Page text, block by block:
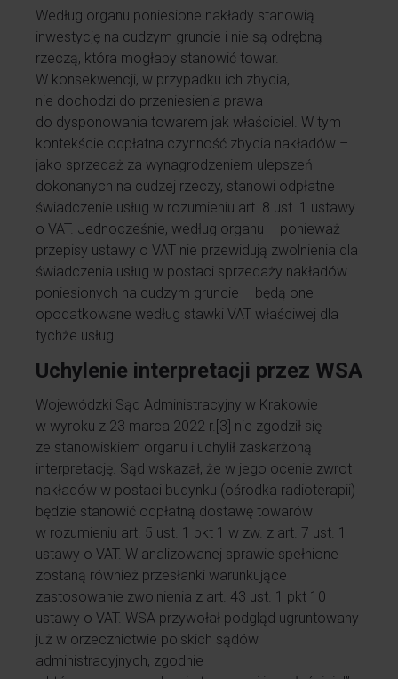
Według organu poniesione nakłady stanowią
inwestycję na cudzym gruncie i nie są odrębną
rzeczą, która mogłaby stanowić towar.
W konsekwencji, w przypadku ich zbycia,
nie dochodzi do przeniesienia prawa
do dysponowania towarem jak właściciel. W tym
kontekście odpłatna czynność zbycia nakładów –
jako sprzedaż za wynagrodzeniem ulepszeń
dokonanych na cudzej rzeczy, stanowi odpłatne
świadczenie usług w rozumieniu art. 8 ust. 1 ustawy
o VAT. Jednocześnie, według organu – ponieważ
przepisy ustawy o VAT nie przewidują zwolnienia dla
świadczenia usług w postaci sprzedaży nakładów
poniesionych na cudzym gruncie – będą one
opodatkowane według stawki VAT właściwej dla
tychże usług.
Uchylenie interpretacji przez WSA
Wojewódzki Sąd Administracyjny w Krakowie
w wyroku z 23 marca 2022 r. [3] nie zgodził się
ze stanowiskiem organu i uchylił zaskarżoną
interpretację. Sąd wskazał, że w jego ocenie zwrot
nakładów w postaci budynku (ośrodka radioterapii)
będzie stanowić odpłatną dostawę towarów
w rozumieniu art. 5 ust. 1 pkt 1 w zw. z art. 7 ust. 1
ustawy o VAT. W analizowanej sprawie spełnione
zostaną również przesłanki warunkujące
zastosowanie zwolnienia z art. 43 ust. 1 pkt 10
ustawy o VAT. WSA przywołał podgląd ugruntowany
już w orzecznictwie polskich sądów
administracyjnych, zgodnie